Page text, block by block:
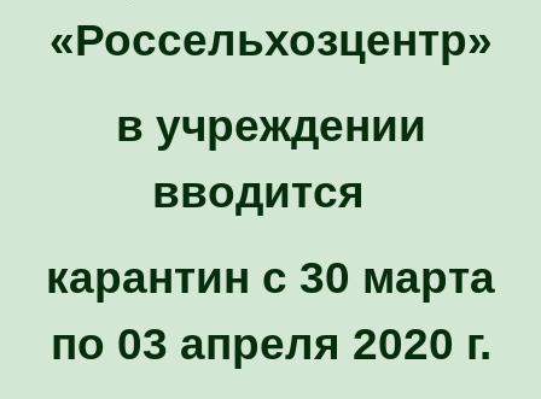
«Россельхозцентр»
в учреждении
вводится
карантин с 30 марта
по 03 апреля 2020 г.